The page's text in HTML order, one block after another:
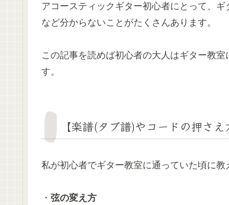
アコースティックギター初心者にとって、
など分からないことがたくさんあります。
この記事を読めば初心者の大人はギター教
す。
【楽譜(タブ譜)やコードの押さ
私が初心者でギター教室に通っていた頃に
・ 弦の変え方